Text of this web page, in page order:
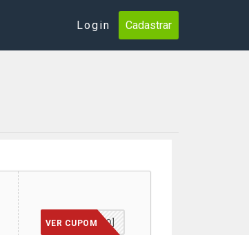
Login Cadastrar
[JÁ INCLUSO]
VER CUPOM